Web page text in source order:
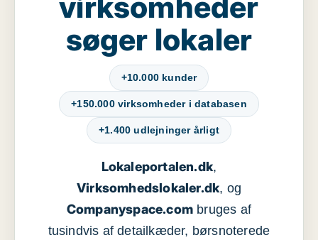
søger lokaler
+10.000 kunder
+150.000 virksomheder i databasen
+1.400 udlejninger årligt
Lokaleportalen.dk,
Virksomhedslokaler.dk, og
Companyspace.com bruges af
tusindvis af detailkæder, børsnoterede